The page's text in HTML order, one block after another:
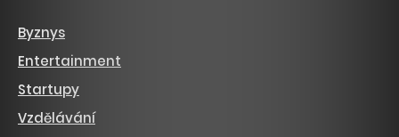
Byznys
Entertainment
Startupy
Vzdělávání